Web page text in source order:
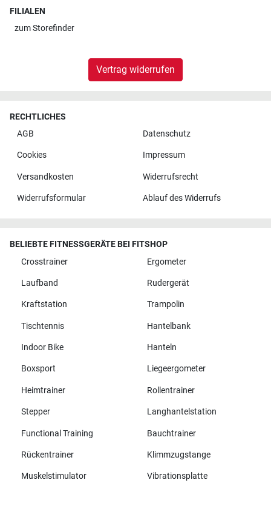
FILIALEN
zumStorefinder
Vertrag widerrufen
RECHTLICHES
AGB
Datenschutz
Cookies Impressum
Versandkosten Widerrufsrecht
Widerrufsformular Ablauf des Widerrufs
BELIEBTE FITNESSGERÄTE BEI FITSHOP
Crosstrainer
Ergometer
Laufband Rudergerät
Kraftstation Trampolin
Tischtennis Hantelbank
Indoor Bike Hanteln
Boxsport Liegeergometer
Heimtrainer Rollentrainer
Stepper Langhantelstation
Functional Training Bauchtrainer
Rückentrainer Klimmzugstange
Muskelstimulator Vibrationsplatte